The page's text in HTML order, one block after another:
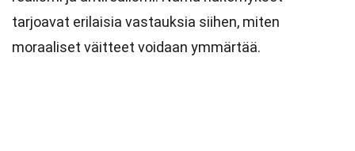
tarjoavat erilaisia vastauksia siihen, miten
moraaliset väitteet voidaan ymmärtää.